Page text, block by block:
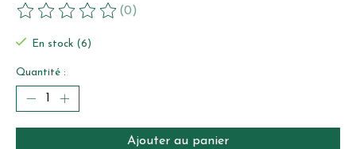
Ce produit est évalué à
(0)
En stock (6)
Quantité :
Ajouter au panier